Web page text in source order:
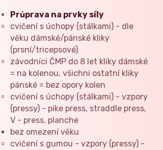
Průprava na prvky síly
cvičení s úchopy (stálkami) - dle
věku dámské/pánské kliky
(prsní/tricepsové)
závodníci ČMP do 8 let kliky dámské
= na kolenou, všichni ostatní kliky
pánské = bez opory kolen
cvičení s úchopy (stálkami) - vzpory
(pressy) - pike press, straddle press,
V - press, planche
bez omezení věku​
cvičení s gumou - vzpory (pressy) -